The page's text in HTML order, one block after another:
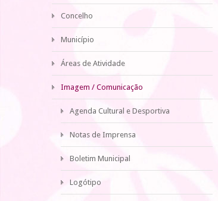
Concelho
Município
Áreas de Atividade
Imagem / Comunicação
Agenda Cultural e Desportiva
Notas de Imprensa
Boletim Municipal
Logótipo